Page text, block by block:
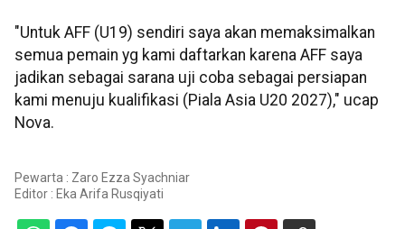
"Untuk AFF (U19) sendiri saya akan memaksimalkan
semua pemain yg kami daftarkan karena AFF saya
jadikan sebagai sarana uji coba sebagai persiapan
kami menuju kualifikasi (Piala Asia U20 2027)," ucap
Nova.
Pewarta : Zaro Ezza Syachniar
Editor : Eka Arifa Rusqiyati